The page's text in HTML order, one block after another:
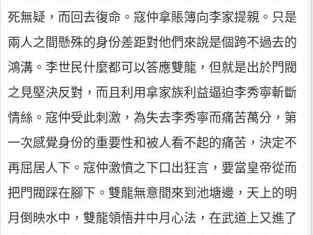
死無疑，而回去復命。寇仲拿賬簿向李家提親。只是
兩人之間懸殊的身份差距對他們來說是個跨不過去的
鴻溝。李世民什麼都可以答應雙龍，但就是出於門閥
之見堅決反對，而且利用拿家族利益逼迫李秀寧斬斷
情絲。寇仲受此刺激，為失去李秀寧而痛苦萬分，第
一次感覺身份的重要性和被人看不起的痛苦，決定不
再屈居人下。寇仲激憤之下口出狂言，要當皇帝從而
把門閥踩在腳下。雙龍無意間來到池塘邊，天上的明
月倒映水中，雙龍領悟井中月心法，在武道上又進了